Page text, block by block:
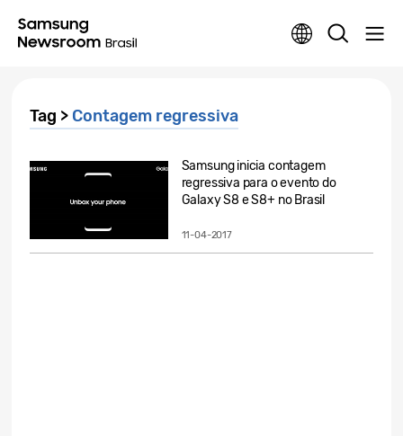
Tag > Contagem regressiva
Samsung inicia contagem
regressiva para o evento do
Galaxy S8 e S8+ no Brasil
11-04-2017